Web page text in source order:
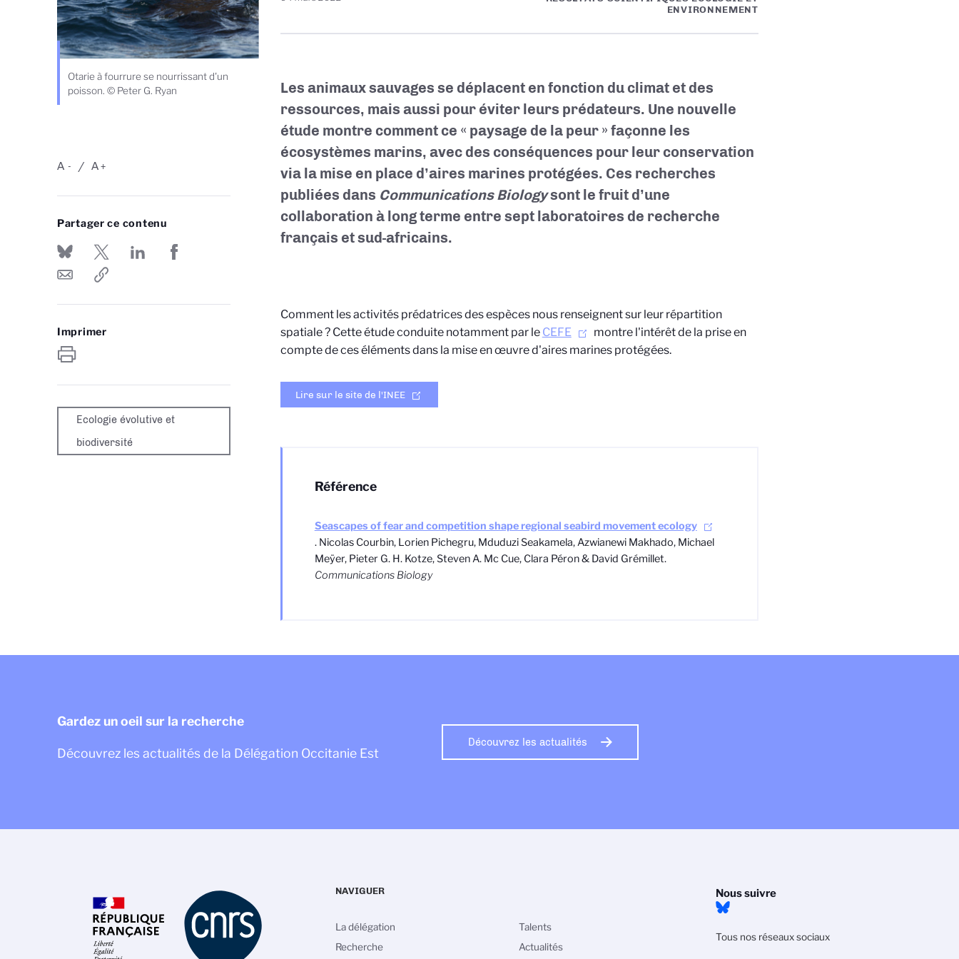
Otarie à fourrure se nourrissant d'un
poisson. © Peter G. Ryan
-
A +
A
Partager ce contenu
Imprimer
Ecologie évolutive et
biodiversité
ENVIRONNEMENT
Les animaux sauvages se déplacent en fonction du climat et des
ressources, mais aussi pour éviter leurs prédateurs. Une nouvelle
étude montre comment ce « paysage de la peur » façonne les
écosystèmes marins, avec des conséquences pour leur conservation
via la mise en place d’aires marines protégées. Ces recherches
publiées dans Communications Biologysont le fruit d’une
collaboration à long terme entre sept laboratoires de recherche
français et sud-africains.
Comment les activités prédatrices des espèces nous renseignent sur leur répartition
spatiale ? Cette étude conduite notamment par le CEFE
montre l'intérêt de la prise en
compte de ces éléments dans la mise en œuvre d'aires marines protégées.
Lire sur le site de l'INEE
Référence
Seascapes of fear and competition shape regional seabird movement ecology
. Nicolas Courbin, Lorien Pichegru, Mduduzi Seakamela, Azwianewi Makhado, Michael
Meÿer, Pieter G. H. Kotze, Steven A. Mc Cue, Clara Péron & David Grémillet.
Communications Biology
Gardez un oeil sur la recherche
Découvrez les actualités de la Délégation Occitanie Est
Découvrez les actualités
Nous suivre
Tous nos réseaux sociaux
NAVIGUER
La délégation
Recherche
Talents
Actualités